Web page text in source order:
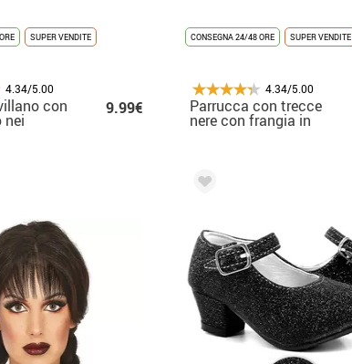
SUPER VENDITE
4.34/5.00
con
nei
9.99€
CONSEGNA 24/48 ORE SUPER VENDITE
4.34/5.00
Parrucca con trecce
nere con frangia in
scatola per bambini